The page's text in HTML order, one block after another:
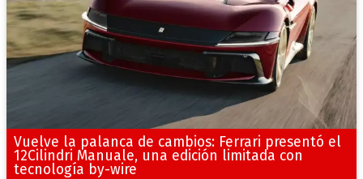
Vuelve la palanca de cambios: Ferrari presentó el
12Cilindri Manuale, una edición limitada con
tecnología by-wire